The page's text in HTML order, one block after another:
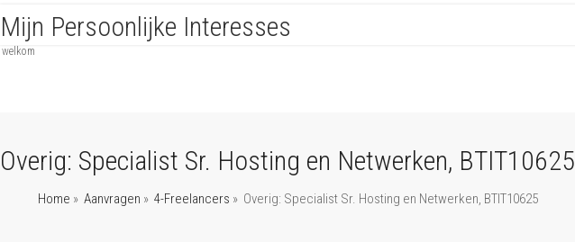
Mijn Persoonlijke Interesses
welkom
Overig: Specialist Sr. Hosting en Netwerken, BTIT10625
Home » Aanvragen » 4-Freelancers » Overig: Specialist Sr. Hosting en Netwerken, BTIT10625